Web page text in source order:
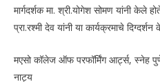
मार्गदर्शक मा. श्री.योगेश सोमण यांनी केले
प्रा.रश्मी देव यांनी या कार्यक्रमाचे
मएसो कॉलेज ऑफ परफॉर्मिंग आर्ट्स, स्नेह
नाट्य